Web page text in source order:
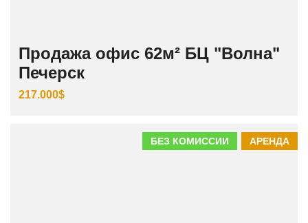
Продажа офис 62м² БЦ "Волна"
Печерск
217.000$
АРЕНДА
БЕЗ КОМИССИИ